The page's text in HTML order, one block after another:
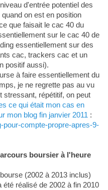
d'entrée potentiel des
on est en position
que faisait le cac 40 du
sur le cac 40 de
essentiellement sur des
cac, trackers cac et un
positif aussi).
à faire essentiellement du
je ne regrette pas au vu
stressant, répétitif, on peut
ce qui était mon cas en
mon blog fin janvier 2011:
pour-compte-propre-apres-9-
boursier à l'heure
(2002 à 2013 inclus)
réalisé de 2002 à fin 2010